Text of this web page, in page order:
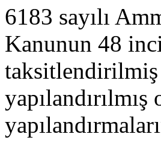
6183 sayılı
Kanunun 48